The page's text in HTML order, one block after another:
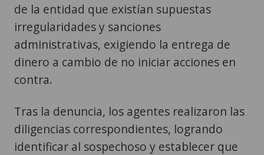
de la entidad que existían supuestas
irregularidades y sanciones
administrativas, exigiendo la entrega de
dinero a cambio de no iniciar acciones en
contra.
Tras la denuncia, los agentes realizaron las
diligencias correspondientes, logrando
identificar al sospechoso y establecer que